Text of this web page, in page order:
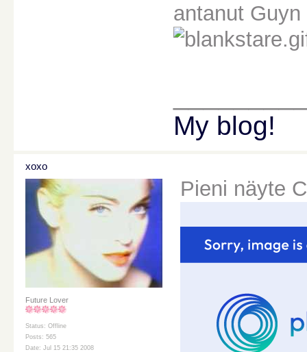
antanut
My blog!
xoxo
Future Lover
Status: Offline
Posts: 565
Date: Jul 15 21:35 2008
Pieni näyte